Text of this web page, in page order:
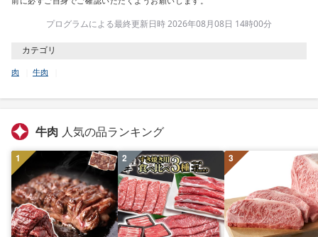
プログラムによる最終更新日時 2026年08月08日 14時00分
カテゴリ
肉 牛肉
牛肉 人気の品ランキング
1 2 3